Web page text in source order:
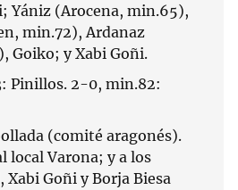
Yániz (Arocena, min.65),
min.72), Ardanaz
Goiko; y Xabi Goñi.
Pinillos. 2-0, min.82:
(comité aragonés).
local Varona; y a los
Goñi y Borja Biesa